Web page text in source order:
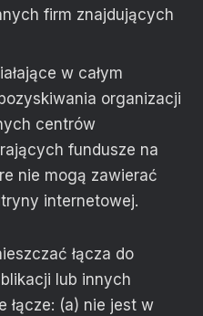
firm znajdujących
w całym
organizacji
centrów
fundusze na
nie mogą zawierać
internetowej.
łącza do
lub innych
łącze: (a) nie jest w